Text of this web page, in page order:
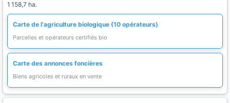
1 158,7 ha.
Carte de l'agriculture biologique (10 opérateurs)
Parcelles et opérateurs certifiés bio
Carte des annonces foncières
Biens agricoles et ruraux en vente